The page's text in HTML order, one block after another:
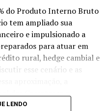
Canta Roberto Carlos
Dumont
do Produto Interno Bruto
tem ampliado sua
e impulsionado a
para atuar em
rural, hedge cambial e
esse cenário e as
Mobiliários, Câmbio e
LENDO